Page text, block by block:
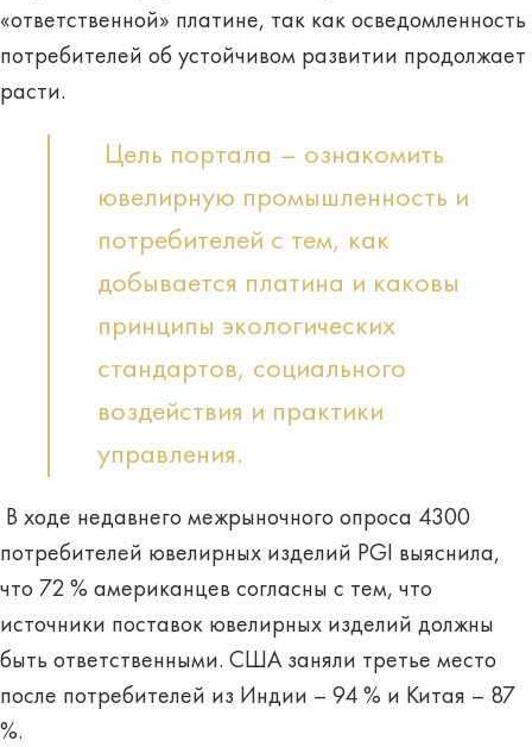
«ответственной» платине, так как осведомленность
потребителей об устойчивом развитии продолжает
расти.
Цель портала – ознакомить
ювелирную промышленность и
потребителей с тем, как
добывается платина и каковы
принципы экологических
стандартов, социального
воздействия и практики
управления.
В ходе недавнего межрыночного опроса 4300
потребителей ювелирных изделий PGI выяснила,
что 72 % американцев согласны с тем, что
источники поставок ювелирных изделий должны
быть ответственными. США заняли третье место
после потребителей из Индии – 94 % и Китая – 87
%.